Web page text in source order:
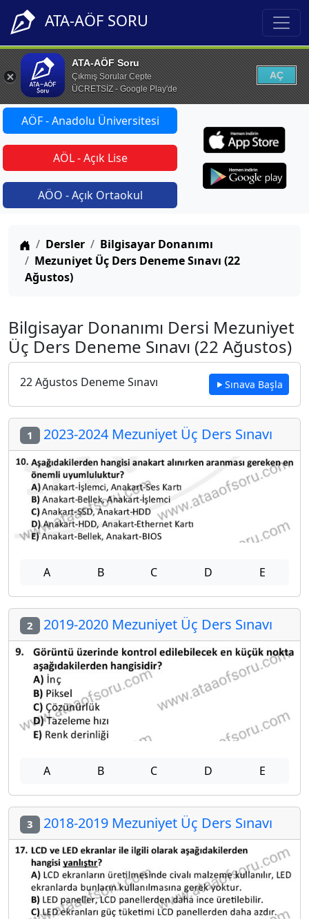
ATA-AÖF SORU
ATA-AÖF Soru
Çıkmış Sorular Cepte
ÜCRETSİZ - Google Play'de
AÇ
AÖF - Anadolu Üniversitesi
AÖL - Açık Lise
AÖO - Açık Ortaokul
Anasayfa
Dersler
Bilgisayar Donanımı
Mezuniyet Üç Ders Deneme Sınavı (22
Ağustos)
Bilgisayar Donanımı Dersi Mezuniyet
Üç Ders Deneme Sınavı (22 Ağustos)
22 Ağustos Deneme Sınavı Sınava Başla
1 2023-2024 Mezuniyet Üç Ders Sınavı
A B C D E
2 2019-2020 Mezuniyet Üç Ders Sınavı
A B C D E
3 2018-2019 Mezuniyet Üç Ders Sınavı